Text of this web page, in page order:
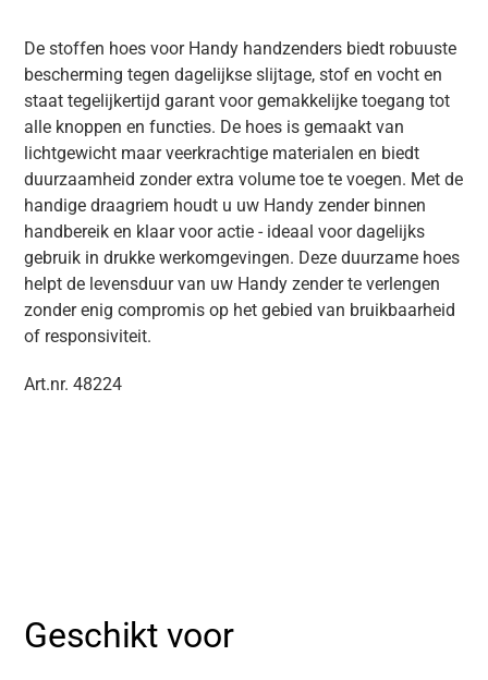
De stoffen hoes voor Handy handzenders biedt robuuste
bescherming tegen dagelijkse slijtage, stof en vocht en
staat tegelijkertijd garant voor gemakkelijke toegang tot
alle knoppen en functies. De hoes is gemaakt van
lichtgewicht maar veerkrachtige materialen en biedt
duurzaamheid zonder extra volume toe te voegen. Met de
handige draagriem houdt u uw Handy zender binnen
handbereik en klaar voor actie - ideaal voor dagelijks
gebruik in drukke werkomgevingen. Deze duurzame hoes
helpt de levensduur van uw Handy zender te verlengen
zonder enig compromis op het gebied van bruikbaarheid
of responsiviteit.
Art.nr. 48224
Geschikt voor